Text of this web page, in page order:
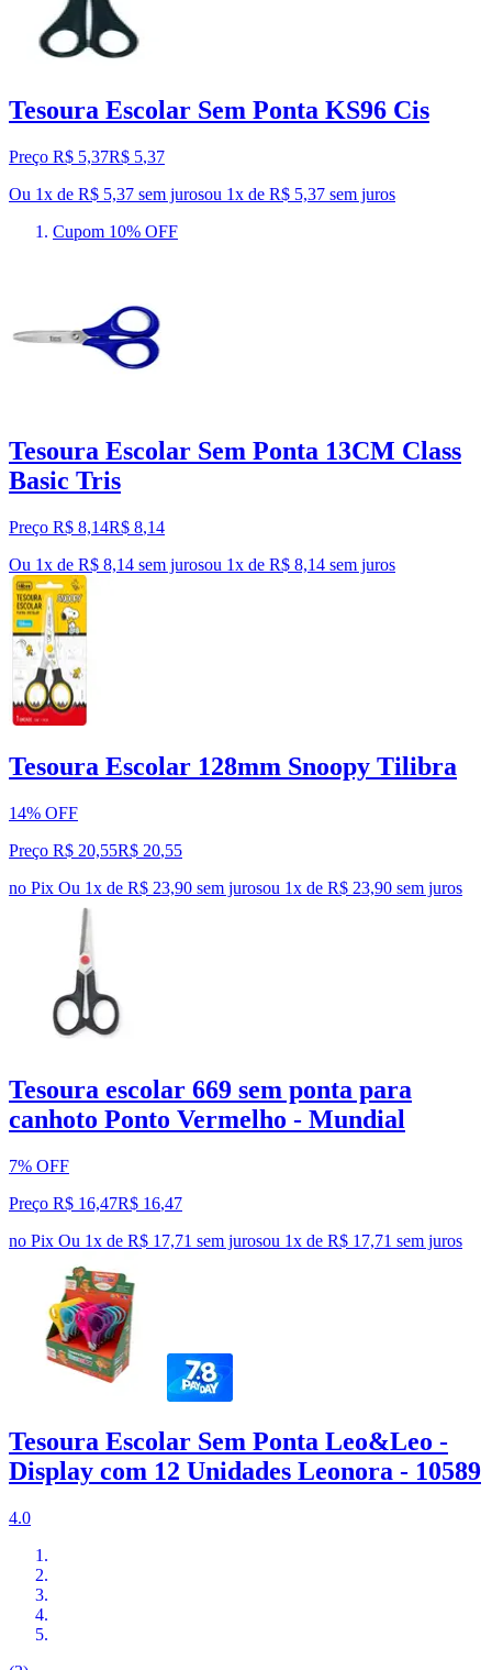
Tesoura Escolar Sem Ponta KS96 Cis
Preço R$ 5,37R$ 5,37
Ou 1x de R$ 5,37 sem jurosou 1x de R$ 5,37 sem juros
Cupom 10% OFF
Tesoura Escolar Sem Ponta 13CM Class
Basic Tris
Preço R$ 8,14R$ 8,14
Ou 1x de R$ 8,14 sem jurosou 1x de R$ 8,14 sem juros
Tesoura Escolar 128mm Snoopy Tilibra
14% OFF
Preço R$ 20,55R$ 20,55
no Pix Ou 1x de R$ 23,90 sem jurosou 1x de R$ 23,90 sem juros
Tesoura escolar 669 sem ponta para
canhoto Ponto Vermelho - Mundial
7% OFF
Preço R$ 16,47R$ 16,47
no Pix Ou 1x de R$ 17,71 sem jurosou 1x de R$ 17,71 sem juros
Tesoura Escolar Sem Ponta Leo&Leo -
Display com 12 Unidades Leonora - 10589
4.0